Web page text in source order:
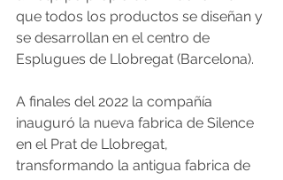
que todos los productos se diseñan y
se desarrollan en el centro de
Esplugues de Llobregat (Barcelona).
A finales del 2022 la compañía
inauguró la nueva fabrica de Silence
en el Prat de Llobregat,
transformando la antigua fabrica de